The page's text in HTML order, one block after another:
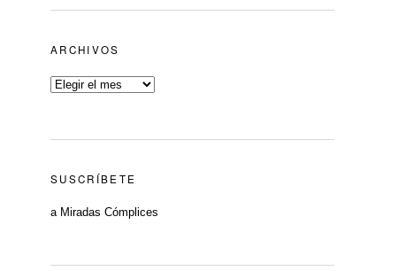
ARCHIVOS
SUSCRÍBETE
a Miradas Cómplices